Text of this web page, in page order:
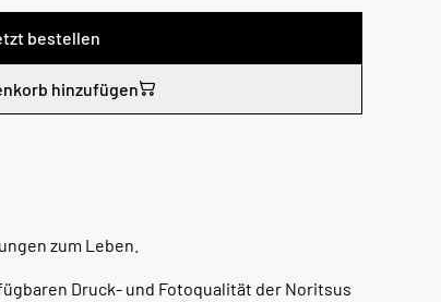
bestellen
hinzufügen
zum Leben.
Druck- und Fotoqualität der Noritsus